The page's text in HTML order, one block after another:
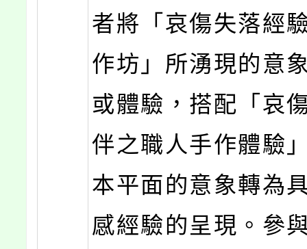
者將「哀傷失落經
作坊」所湧現的意
或體驗，搭配「哀
伴之職人手作體驗
本平面的意象轉為
感經驗的呈現。參